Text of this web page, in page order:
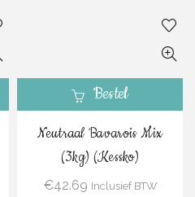
Bestel
Neutraal Bavarois Mix
(3kg) (Kessko)
€42.69 Inclusief BTW